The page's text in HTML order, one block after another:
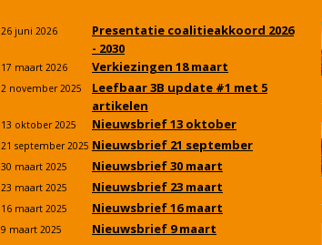
26 juni 2026
Presentatie coalitieakkoord 2026
- 2030
17 maart 2026 Verkiezingen 18 maart
2 november 2025
Leefbaar 3B update #1 met 5
artikelen
13 oktober 2025 Nieuwsbrief 13 oktober
21 september 2025 Nieuwsbrief 21 september
30 maart 2025 Nieuwsbrief 30 maart
23 maart 2025 Nieuwsbrief 23 maart
16 maart 2025 Nieuwsbrief 16 maart
9 maart 2025 Nieuwsbrief 9 maart